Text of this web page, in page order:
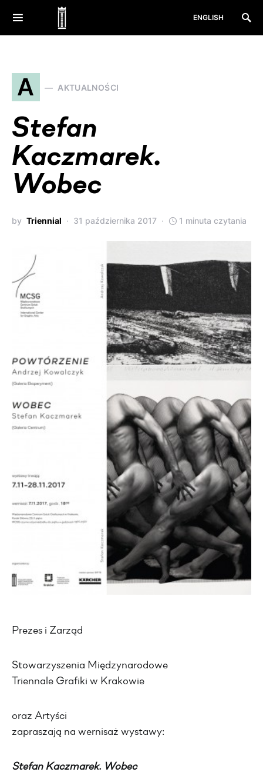
ENGLISH
A AKTUALNOŚCI
Stefan
Kaczmarek.
Wobec
by Triennial 31 października 2017 1 minuta czytania
Prezes i Zarząd
Stowarzyszenia Międzynarodowe
Triennale Grafiki w Krakowie
oraz Artyści
zapraszają na wernisaż wystawy:
Stefan Kaczmarek. Wobec